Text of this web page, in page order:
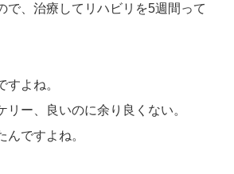
で、治療してリハビリを5週間って
すよね。
リー、良いのに余り良くない。
んですよね。